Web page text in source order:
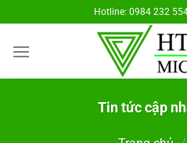
đến
nội
Hotline: 0984 232
Tin tức cập